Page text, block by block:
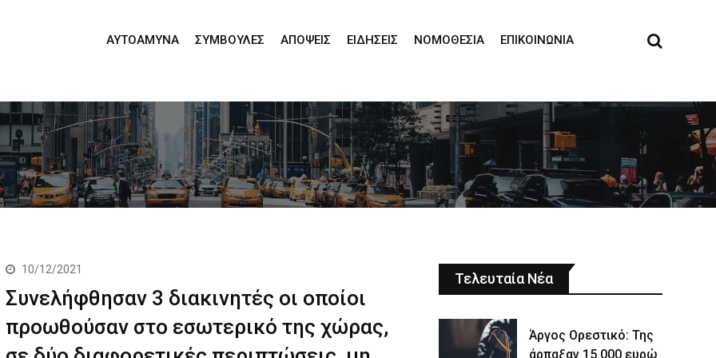
ΑΥΤΟΆΜΥΝΑ
ΣΥΜΒΟΥΛΈΣ ΑΠΌΨΕΙΣ ΕΙΔΉΣΕΙΣ ΝΟΜΟΘΕΣΊΑ ΕΠΙΚΟΙΝΩΝΊΑ
10/12/2021
Συνελήφθησαν 3 διακινητές οι οποίοι
προωθούσαν στο εσωτερικό της χώρας,
Τελευταία Νέα
Άργος Ορεστικό: Της
άρπαξαν 15.000 ευρώ